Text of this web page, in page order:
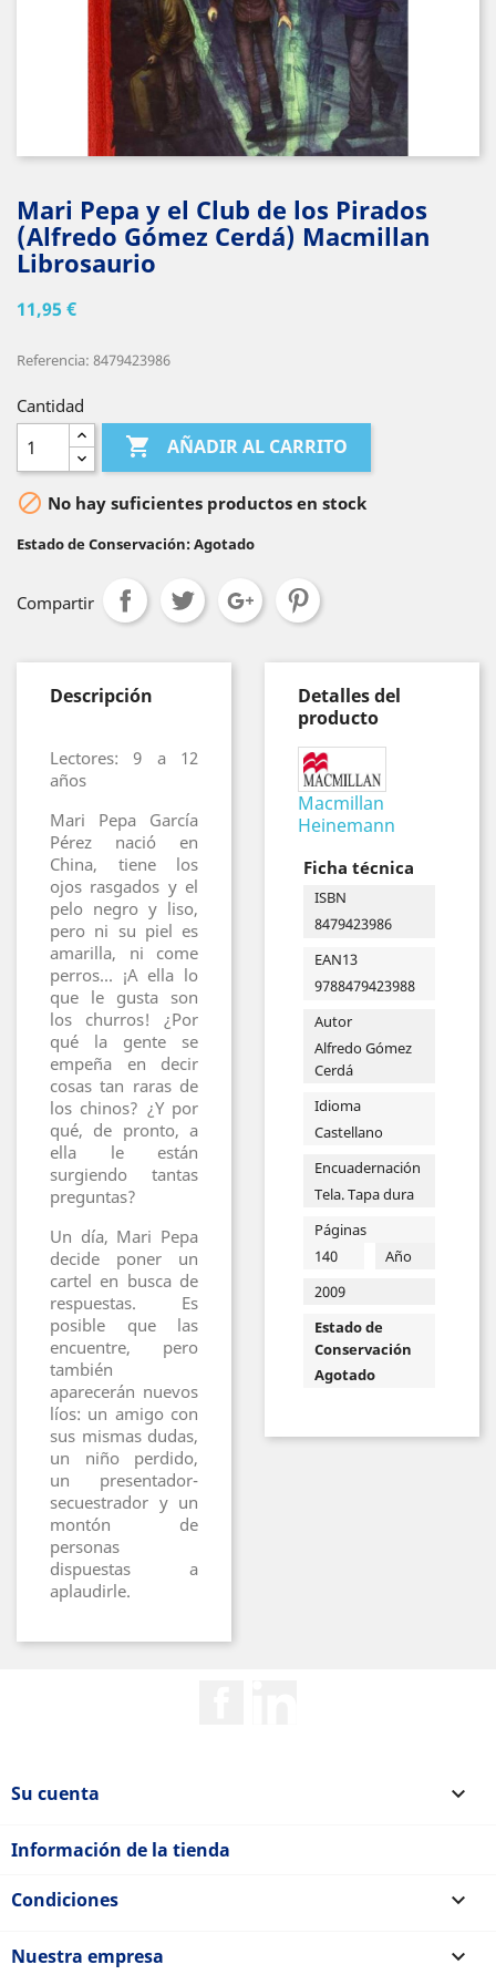
Mari Pepa y el Club de los Pirados
(Alfredo Gómez Cerdá) Macmillan
Librosaurio
11,95 €
Referencia: 8479423986
Cantidad
 AÑADIR AL CARRITO
 No hay suficientes productos en stock
Estado de Conservación: Agotado
Compartir
Descripción
Lectores: 9 a 12
años
Mari Pepa García
Pérez nació en
China, tiene los
ojos rasgados y el
pelo negro y liso,
pero ni su piel es
amarilla, ni come
perros... ¡A ella lo
que le gusta son
los churros! ¿Por
qué la gente se
empeña en decir
cosas tan raras de
los chinos? ¿Y por
qué, de pronto, a
ella le están
surgiendo tantas
preguntas?
Un día, Mari Pepa
decide poner un
cartel en busca de
respuestas. Es
posible que las
encuentre, pero
también
aparecerán nuevos
líos: un amigo con
sus mismas dudas,
un niño perdido,
un presentador-
secuestrador y un
montón de
personas
dispuestas a
aplaudirle.
Detalles del
producto
Macmillan
Heinemann
Ficha técnica
ISBN
8479423986
EAN13
9788479423988
Autor
Alfredo Gómez
Cerdá
Idioma
Castellano
Encuadernación
Tela. Tapa dura
Páginas
140
Año
2009
Estado de
Conservación
Agotado
Su cuenta 
Información de la tienda
Condiciones 
Nuestra empresa 